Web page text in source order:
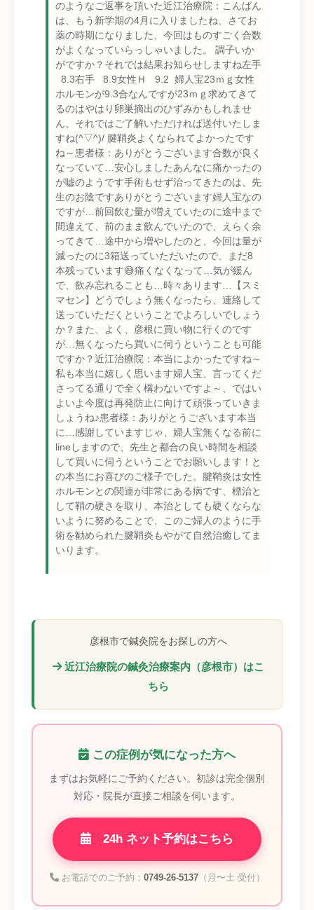
のようなご返事を頂いた近江治療院：こんばん
は、もう新学期の4月に入りましたね、さてお
薬の時期になりました、今回はものすごく合数
がよくなっていらっしゃいました。 調子いか
がですか？それでは結果お知らせしますね左手
8.3右手 8.9女性Ｈ 9.2 婦人宝23ｍｇ女性
ホルモンが9.3合なんですが23ｍｇ求めてきて
るのはやはり卵巣摘出のひずみかもしれませ
ん、それではご了解いただければ送付いたしま
すね(^▽^)/ 腱鞘炎よくなられてよかったです
ね～患者様：ありがとうございます合数が良く
なっていて…安心しましたあんなに痛かったの
が嘘のようです手術もせず治ってきたのは、先
生のお陰ですありがとうございます婦人宝なの
ですが…前回飲む量が増えていたのに途中まで
間違えて、前のまま飲んでいたので、えらく余
ってきて…途中から増やしたのと、今回は量が
減ったのに3箱送っていただいたので、まだ8
本残っています😅痛くなくなって…気が緩ん
で、飲み忘れることも…時々あります…【スミ
マセン】どうでしょう無くなったら、連絡して
送っていただくということでよろしいでしょう
か？また、よく、彦根に買い物に行くのです
が…無くなったら買いに伺うということも可能
ですか？近江治療院：本当によかったですね～
私も本当に嬉しく思います婦人宝、言ってくだ
さってる通りで全く構わないですよ～、ではい
よいよ今度は再発防止に向けて頑張っていきま
しょうね♪患者様：ありがとうございます本当
に…感謝していますじゃ、婦人宝無くなる前に
lineしますので、先生と都合の良い時間を相談
して買いに伺うということでお願いします！と
の本当にお喜びのご様子でした。腱鞘炎は女性
ホルモンとの関連が非常にある病です、標治と
して鞘の硬さを取り、本治としても硬くならな
いように努めることで、このご婦人のように手
術を勧められた腱鞘炎もやがて自然治癒してま
いります。
彦根市で鍼灸院をお探しの方へ
近江治療院の鍼灸治療案内（彦根市）はこ
ちら
この症例が気になった方へ
まずはお気軽にご予約ください。初診は完全個別
対応・院長が直接ご相談を伺います。
24h ネット予約はこちら
お電話でのご予約： 0749-26-5137（月〜土 受付）